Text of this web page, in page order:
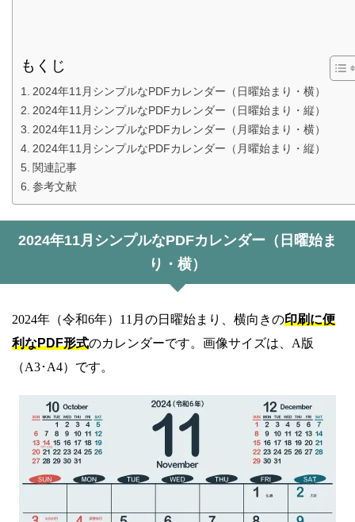
もくじ
2024年11月シンプルなPDFカレンダー（日曜始まり・横）
2024年11月シンプルなPDFカレンダー（日曜始まり・縦）
2024年11月シンプルなPDFカレンダー（月曜始まり・横）
2024年11月シンプルなPDFカレンダー（月曜始まり・縦）
関連記事
参考文献
2024年11月シンプルなPDFカレンダー（日曜始ま
り・横）
2024年（令和6年）11月の日曜始まり、横向きの印刷に便
利なPDF形式のカレンダーです。画像サイズは、A版
（A3･A4）です。